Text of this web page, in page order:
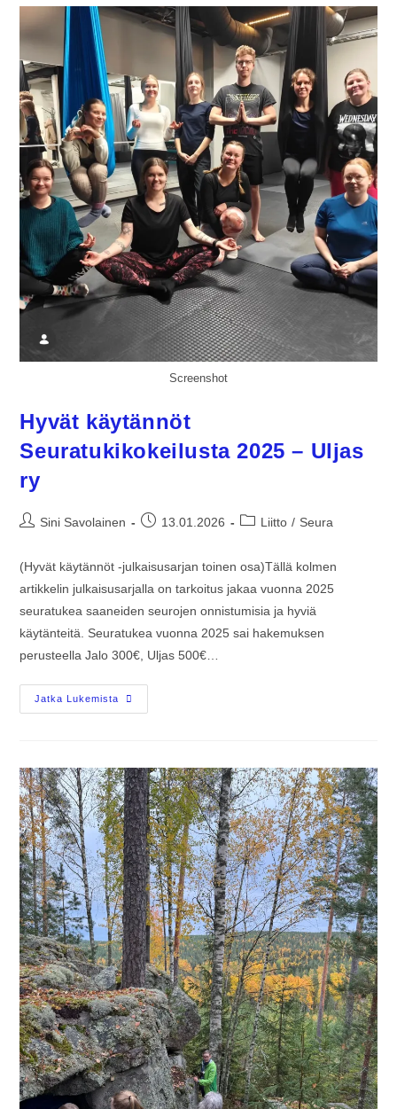
Screenshot
Hyvät käytännöt
Seuratukikokeilusta 2025 – Uljas
ry
Sini Savolainen 13.01.2026 Liitto / Seura
(Hyvät käytännöt -julkaisusarjan toinen osa)Tällä kolmen
artikkelin julkaisusarjalla on tarkoitus jakaa vuonna 2025
seuratukea saaneiden seurojen onnistumisia ja hyviä
käytänteitä. Seuratukea vuonna 2025 sai hakemuksen
perusteella Jalo 300€, Uljas 500€…
Jatka Lukemista